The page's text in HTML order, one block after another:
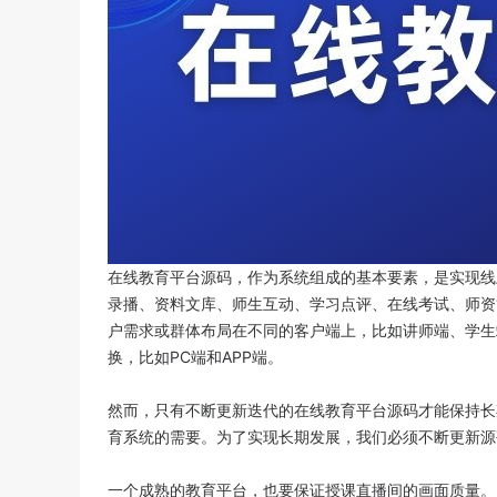
在线教育平台源码，作为系统组成的基本要素，是实现
录播、资料文库、师生互动、学习点评、在线考试、师
户需求或群体布局在不同的客户端上，比如讲师端、学
换，比如PC端和APP端。
然而，只有不断更新迭代的在线教育平台源码才能保持
育系统的需要。为了实现长期发展，我们必须不断更新
一个成熟的教育平台，也要保证授课直播间的画面质量